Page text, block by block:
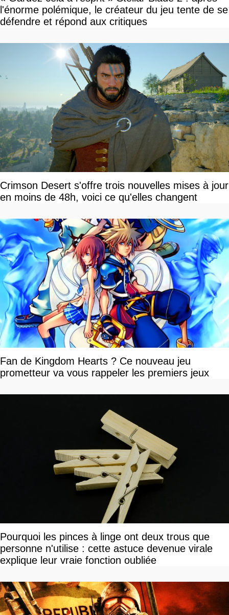
l'énorme polémique, le créateur du jeu tente de se
défendre et répond aux critiques
Crimson Desert s'offre trois nouvelles mises à jour
en moins de 48h, voici ce qu'elles changent
Fan de Kingdom Hearts ? Ce nouveau jeu
prometteur va vous rappeler les premiers jeux
Pourquoi les pinces à linge ont deux trous que
personne n'utilise : cette astuce devenue virale
explique leur vraie fonction oubliée